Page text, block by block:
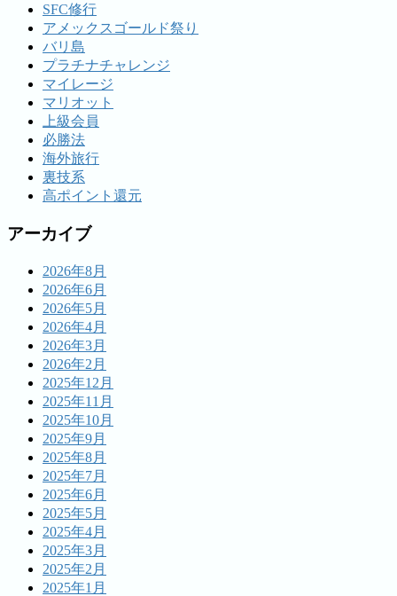
SFC修行
アメックスゴールド祭り
バリ島
プラチナチャレンジ
マイレージ
マリオット
上級会員
必勝法
海外旅行
裏技系
高ポイント還元
アーカイブ
2026年8月
2026年6月
2026年5月
2026年4月
2026年3月
2026年2月
2025年12月
2025年11月
2025年10月
2025年9月
2025年8月
2025年7月
2025年6月
2025年5月
2025年4月
2025年3月
2025年2月
2025年1月